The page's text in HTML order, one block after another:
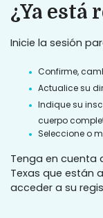
¿Ya está
Inicie la sesión
Confirme,
Actualice su
Indique su
cuerpo
Seleccione o
Tenga en cuenta
Texas que están
acceder a su